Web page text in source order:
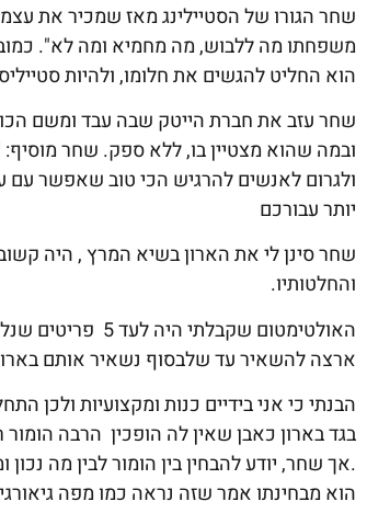
משפחתו מה ללבוש, מה מחמיא ומה לא".
הוא החליט להגשים את חלומו, ולהיות
שחר עזב את חברת הייטק שבה עבד ומשם
ובמה שהוא מצטיין בו, ללא ספק. שחר
ולגרום לאנשים להרגיש הכי טוב שאפשר עם
יותר עבורכם
שחר סינן לי את הארון בשיא המרץ , היה
והחלטותיו.
האולטימטום
ארצה להשאיר עד שלבסוף נשאיר אותם
הבנתי כי אני בידיים כנות ומקצועיות ולכן
בגד בארון כאבן שאין לה הופכין הרבה הומור
.אך שחר, יודע להבחין בין הומור לבין מה
הוא מבחינתו אמר שזה נראה כמו מפה